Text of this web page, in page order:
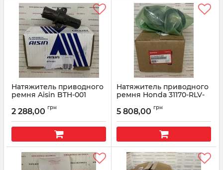
Натяжитель приводного
ремня Aisin BTH-001
2 288,00 грн
Натяжитель приводного
ремня Honda 31170-RLV-
Артикул: 31170RLVA02
5 808,00 грн